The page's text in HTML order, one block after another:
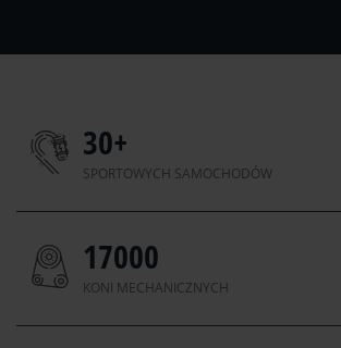
30+
SPORTOWYCH SAMOCHODÓW
17000
KONI MECHANICZNYCH